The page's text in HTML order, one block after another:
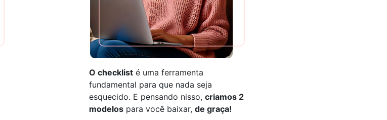
O checklisté uma ferramenta
fundamental para que nada seja
esquecido. E pensando nisso, criamos 2
modelospara você baixar, de graça!